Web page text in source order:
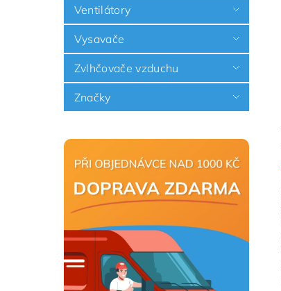
Ventilátory
Vysavače
Zvlhčovače vzduchu
Značky